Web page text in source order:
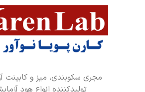
مجری سکوبندی، میز و کابینت
تولیدکننده انواع هود